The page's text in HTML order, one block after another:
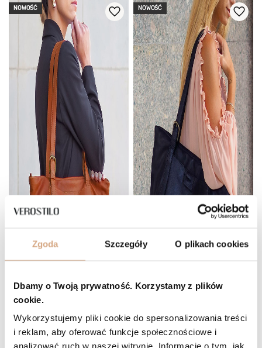
Zgoda Szczegóły O plikach cookies
Dbamy o Twoją prywatność. Korzystamy z plików
cookie.
Wykorzystujemy pliki cookie do spersonalizowania treści
i reklam, aby oferować funkcje społecznościowe i
analizować ruch w naszej witrynie. Informacje o tym, jak
NOWOŚĆ NOWOŚĆ